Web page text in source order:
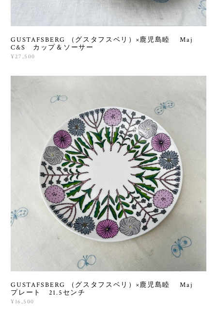
GUSTAFSBERG （グスタフスベリ）×鹿児島睦 Maj
C&S カップ＆ソーサー
¥27,500
GUSTAFSBERG （グスタフスベリ）×鹿児島睦 Maj
プレート 21.5センチ
¥16,500